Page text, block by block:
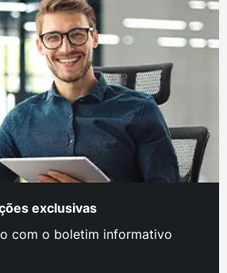
exclusivas
com o boletim informativo